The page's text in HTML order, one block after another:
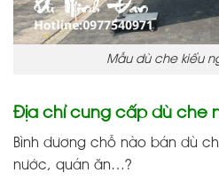
Mẫu dù che kiểu
Địa chỉ cung cấp dù che
Bình dương chỗ nào bán dù
nước, quán ăn…?